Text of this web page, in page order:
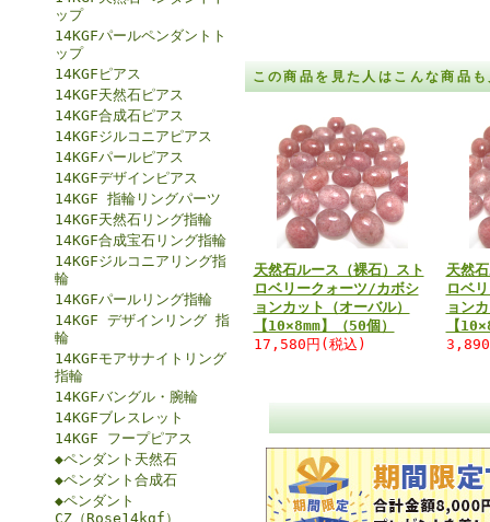
ップ
14KGFパールペンダントト
ップ
14KGFピアス
14KGF天然石ピアス
14KGF合成石ピアス
14KGFジルコニアピアス
14KGFパールピアス
14KGFデザインピアス
14KGF 指輪リングパーツ
14KGF天然石リング指輪
14KGF合成宝石リング指輪
14KGFジルコニアリング指
輪
14KGFパールリング指輪
14KGF デザインリング 指
輪
14KGFモアサナイトリング
指輪
14KGFバングル・腕輪
14KGFブレスレット
14KGF フープピアス
◆ペンダント天然石
◆ペンダント合成石
◆ペンダント
CZ（Rose14kgf）
この商品を見た人はこんな商品
天然石ルース（裸石）スト
ロベリークォーツ/カボシ
ョンカット（オーバル）
【10×8mm】（50個）
17,580円(税込)
天然
ロベ
ョン
【